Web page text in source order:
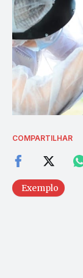
COMPARTILHAR
Exemplo